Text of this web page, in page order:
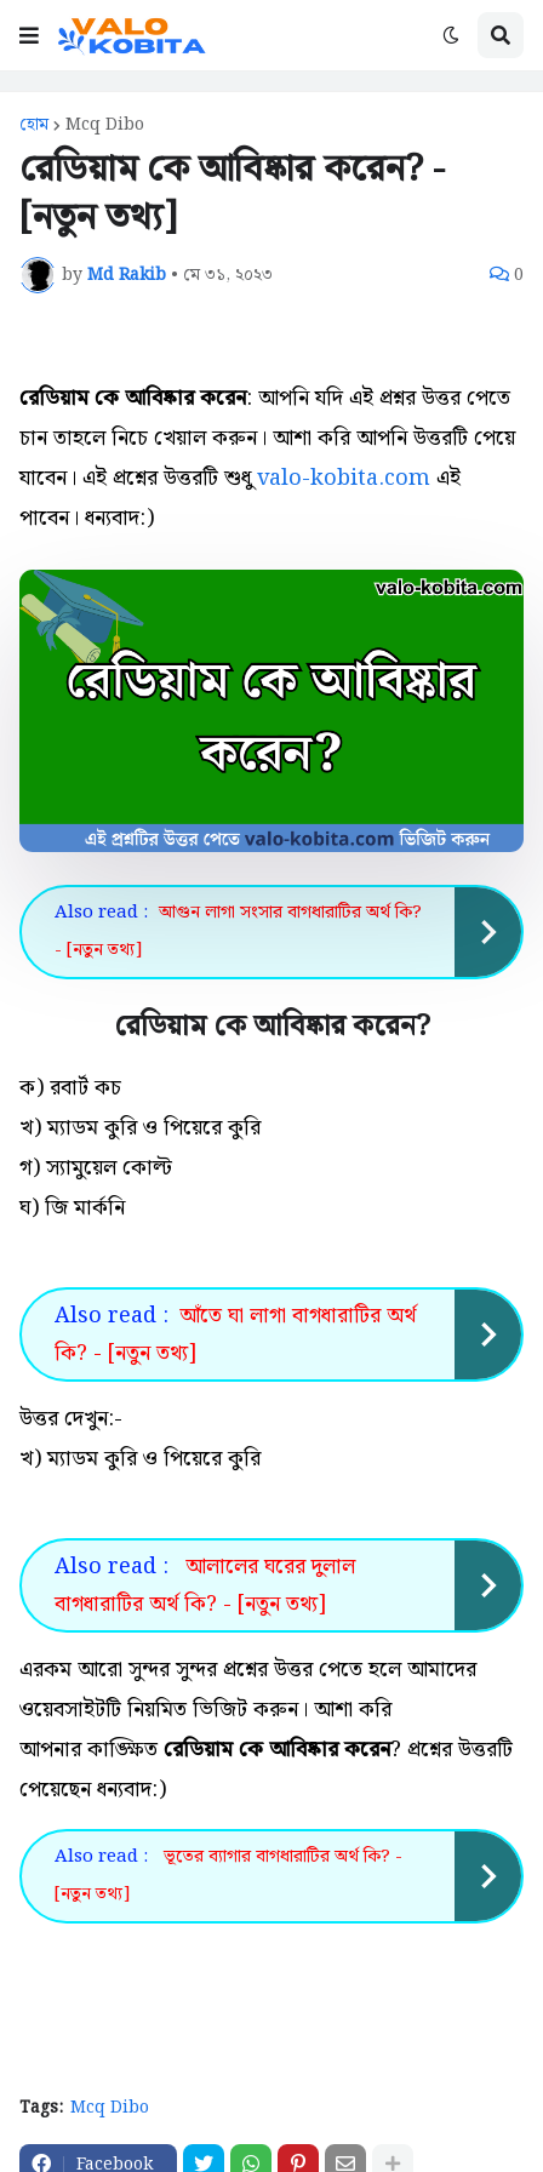
হোম Mcq Dibo
রেডিয়াম কে আবিষ্কার করেন? -
[নতুন তথ্য]
byMd Rakib • মে ৩১, ২০২৩ 0
রেডিয়াম কে আবিষ্কার করেন: আপনি যদি এই প্রশ্নর উত্তর পেতে
চান তাহলে নিচে খেয়াল করুন। আশা করি আপনি উত্তরটি পেয়ে
যাবেন। এই প্রশ্নের উত্তরটি শুধুvalo-kobita.comএই
পাবেন। ধন্যবাদ:)
Also read : আগুন লাগা সংসার বাগধারাটির অর্থ কি?
- [নতুন তথ্য]
রেডিয়াম কে আবিষ্কার করেন?
ক) রবার্ট কচ
খ) ম্যাডম কুরি ও পিয়েরে কুরি
গ) স্যামুয়েল কোল্ট
ঘ) জি মার্কনি
Also read : আঁতে ঘা লাগা বাগধারাটির অর্থ
কি? - [নতুন তথ্য]
উত্তর দেখুন:-
খ) ম্যাডম কুরি ও পিয়েরে কুরি
Also read : আলালের ঘরের দুলাল
বাগধারাটির অর্থ কি? - [নতুন তথ্য]
এরকম আরো সুন্দর সুন্দর প্রশ্নের উত্তর পেতে হলে আমাদের
ওয়েবসাইটটি নিয়মিত ভিজিট করুন। আশা করি
আপনার কাঙ্ক্ষিতরেডিয়াম কে আবিষ্কার করেন? প্রশ্নের উত্তরটি
পেয়েছেন ধন্যবাদ:)
Also read : ভূতের ব্যাগার বাগধারাটির অর্থ কি? -
[নতুন তথ্য]
Tags: Mcq Dibo
Facebook